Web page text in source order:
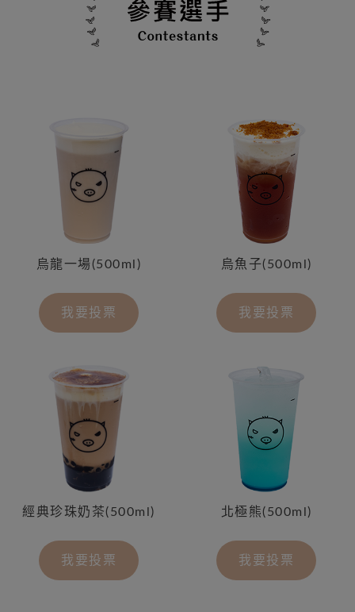
烏龍一場(500ml)
我要投票
烏魚子(500ml)
我要投票
經典珍珠奶茶(500ml)
我要投票
北極熊(500ml)
我要投票